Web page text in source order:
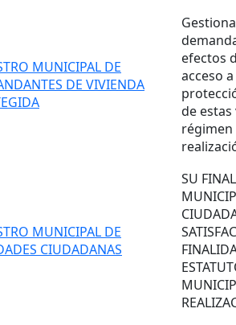
MUNICIPAL DE
DE VIVIENDA
efectos
acceso
de
régimen
MUNICIPAL DE
CIUDADANAS
SU